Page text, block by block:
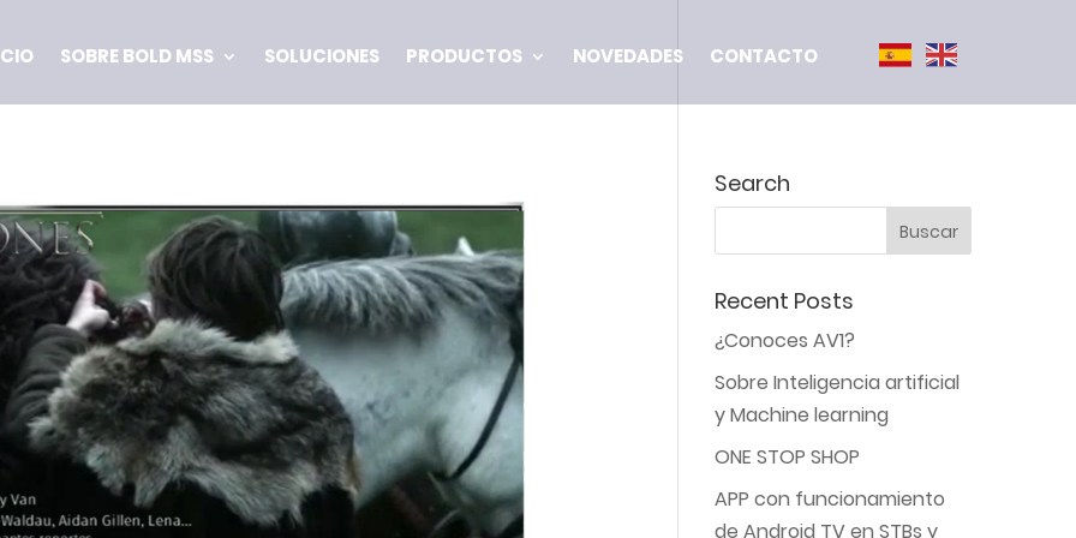
SOBRE BOLD MSS SOLUCIONES PRODUCTOS NOVEDADES CONTACTO
Search
Recent Posts
¿Conoces AV1?
Sobre Inteligencia artificial
y Machine learning
ONE STOP SHOP
APP con funcionamiento
de Android TV en STBs y